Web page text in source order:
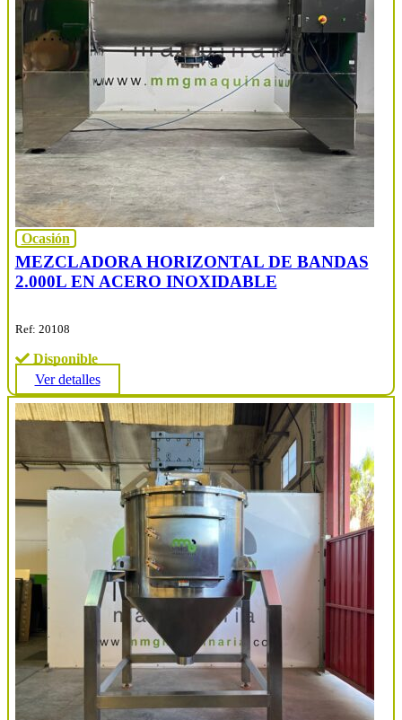
Ocasión
MEZCLADORA HORIZONTAL DE BANDAS
2.000L EN ACERO INOXIDABLE
Ref: 20108
Disponible
Ver detalles